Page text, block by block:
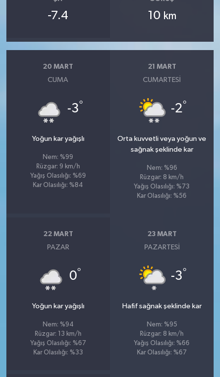
-7.4 10 km
20 MART
CUMA
-3°
Yoğun kar yağışlı
Nem: %99
Rüzgar: 9 km/h
Yağış Olasılığı: %69
Kar Olasılığı: %84
21 MART
CUMARTESI
-2°
Orta kuvvetli veya yoğun ve
sağnak şeklinde kar
Nem: %96
Rüzgar: 8 km/h
Yağış Olasılığı: %73
Kar Olasılığı: %56
22 MART
PAZAR
0°
Yoğun kar yağışlı
Nem: %94
Rüzgar: 13 km/h
Yağış Olasılığı: %67
Kar Olasılığı: %33
23 MART
PAZARTESI
-3°
Hafif sağnak şeklinde kar
Nem: %95
Rüzgar: 8 km/h
Yağış Olasılığı: %66
Kar Olasılığı: %67